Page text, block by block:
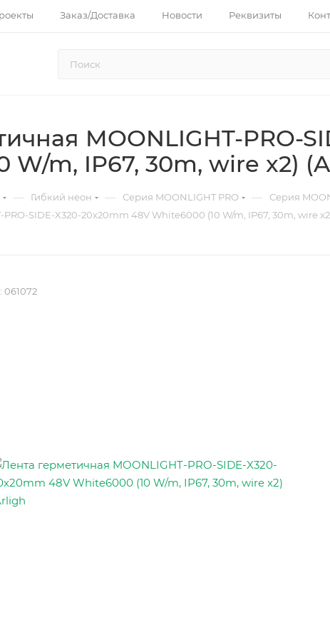
Заказ/Доставка Новости Реквизиты
MOONLIGHT-PRO-
W/m, IP67, 30m, wire x2)
— Гибкий неон — Серия MOONLIGHT PRO — Серия
SIDE-X320-20x20mm 48V White6000 (10 W/m, IP67, 30m, wire
061072